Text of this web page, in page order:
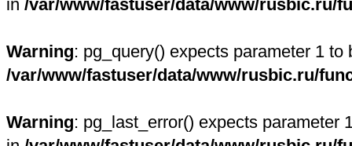
in /var/www/fastuser/data/www/rusbic.ru/
Warning: pg_query() expects parameter 1
/var/www/fastuser/data/www/rusbic.ru/
Warning: pg_last_error() expects parameter